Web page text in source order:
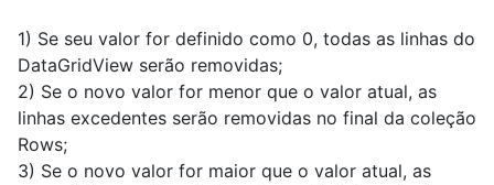
1) Se seu valor for definido como 0, todas as linhas do
DataGridView serão removidas;
2) Se o novo valor for menor que o valor atual, as
linhas excedentes serão removidas no final da coleção
Rows;
3) Se o novo valor for maior que o valor atual, as